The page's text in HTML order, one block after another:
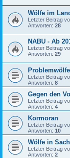
Wölfe im
Letzter Beitrag
Antworten: 28
NABU - Ab
Letzter Beitrag
Antworten: 29
Letzter Beitrag
Antworten: 8
Gegen den
Letzter Beitrag
Antworten: 4
Kormoran
Letzter Beitrag
Antworten: 10
Wölfe in
Letzter Beitrag
Antworten: 2